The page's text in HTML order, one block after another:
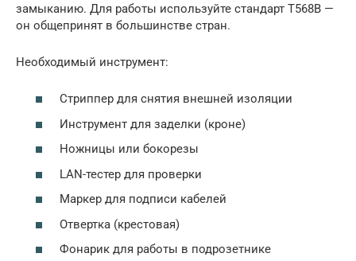
замыканию. Для работы используйте стандарт T568B —
он общепринят в большинстве стран.
Необходимый инструмент:
Стриппер для снятия внешней изоляции
Инструмент для заделки (кроне)
Ножницы или бокорезы
LAN-тестер для проверки
Маркер для подписи кабелей
Отвертка (крестовая)
Фонарик для работы в подрозетнике